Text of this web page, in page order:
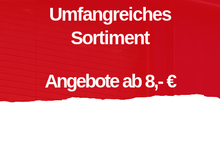
Umfangreiches
Sortiment
Angebote ab 8,- €